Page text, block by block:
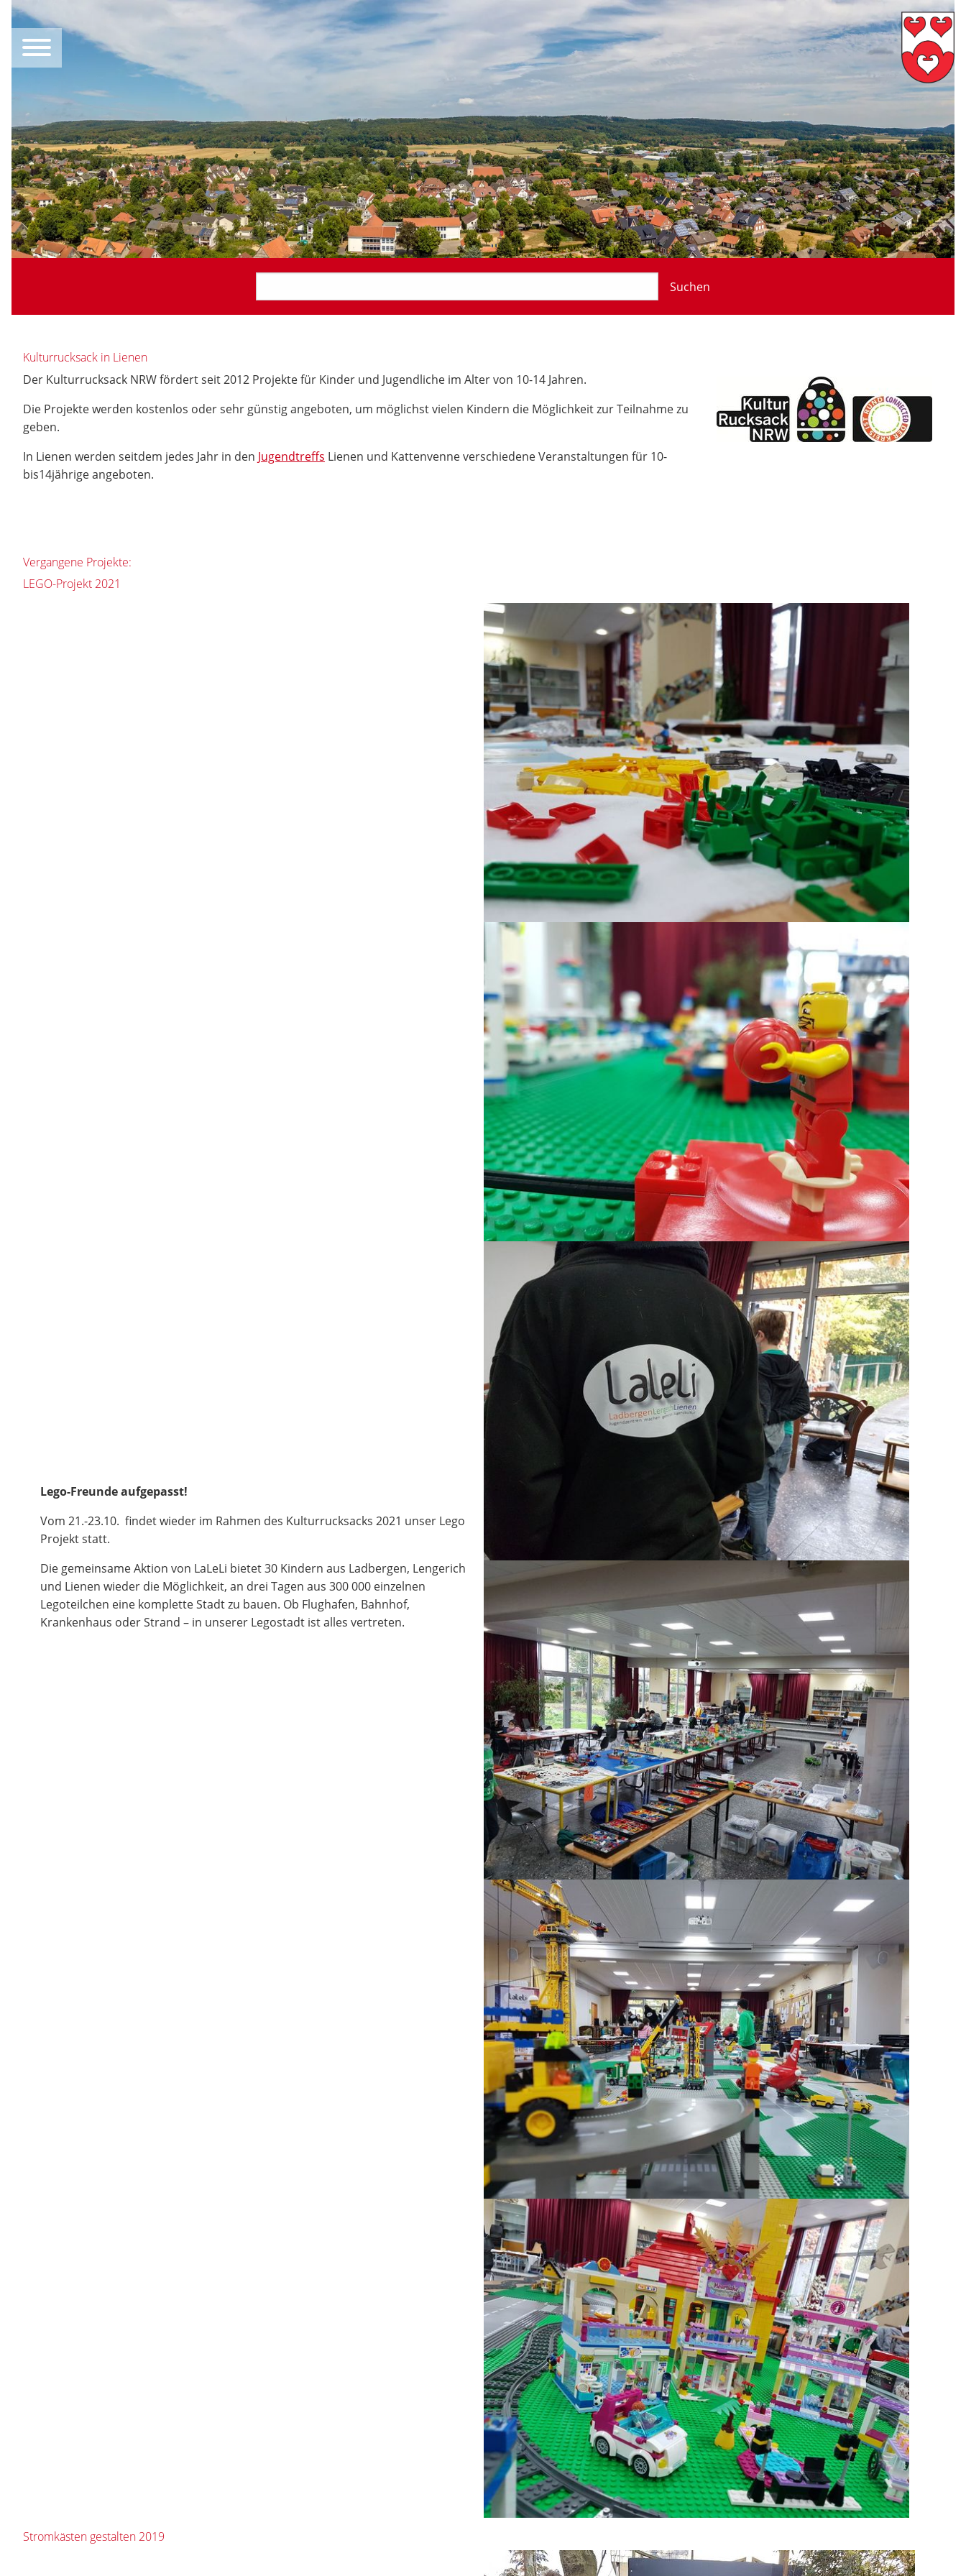
Suchen
Kulturrucksack in Lienen
Der Kulturrucksack NRW fördert seit 2012 Projekte für Kinder und Jugendliche im Alter von 10-14 Jahren.
Die Projekte werden kostenlos oder sehr günstig angeboten, um möglichst vielen Kindern die Möglichkeit zur Teilnahme zu
geben.
In Lienen werden seitdem jedes Jahr in den Jugendtreffs Lienen und Kattenvenne verschiedene Veranstaltungen für 10-
bis14jährige angeboten.
Vergangene Projekte:
LEGO-Projekt 2021
Lego-Freunde aufgepasst!
Vom 21.-23.10. findet wieder im Rahmen des Kulturrucksacks 2021 unser Lego
Projekt statt.
Die gemeinsame Aktion von LaLeLi bietet 30 Kindern aus Ladbergen, Lengerich
und Lienen wieder die Möglichkeit, an drei Tagen aus 300 000 einzelnen
Legoteilchen eine komplette Stadt zu bauen. Ob Flughafen, Bahnhof,
Krankenhaus oder Strand – in unserer Legostadt ist alles vertreten.
Stromkästen gestalten 2019